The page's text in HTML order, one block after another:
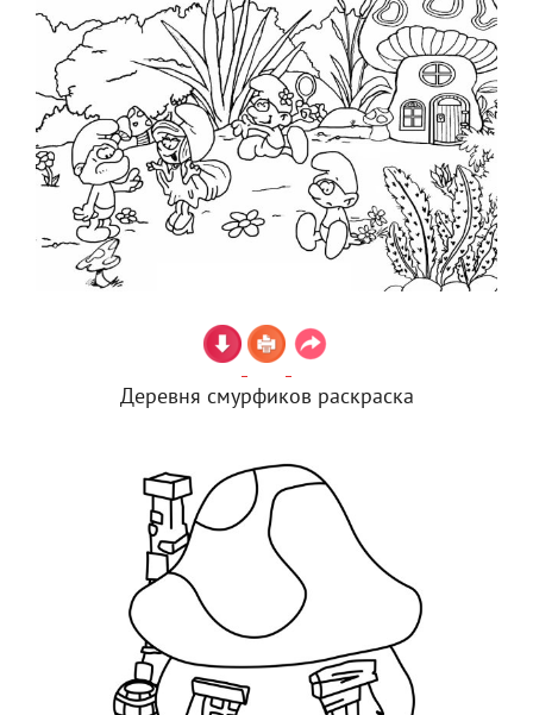
Деревня смурфиков раскраска